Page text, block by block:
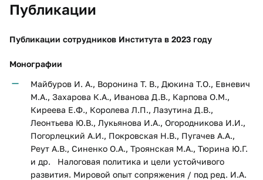
Публикации
Публикации сотрудников Института в 2023 году
Монографии
Майбуров И. А., Воронина Т. В., Дюкина Т.О., Евневич
М.А., Захарова К.А., Иванова Д.В., Карпова О.М.,
Киреева Е.Ф., Королева Л.П., Лазутина Д.В.,
Леонтьева Ю.В., Лукьянова И.А., Огородникова И.И.,
Погорлецкий А.И., Покровская Н.В., Пугачев А.А.,
Реут А.В., Синенко О.А., Троянская М.А., Тюрина Ю.Г.
и др. Налоговая политика и цели устойчивого
развития. Мировой опыт сопряжения / под ред. И.А.